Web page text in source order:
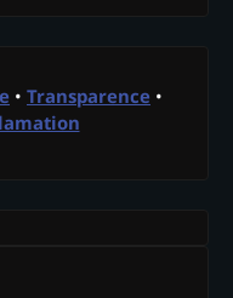
• Transparence •